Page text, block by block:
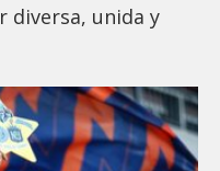
diversa, unida y